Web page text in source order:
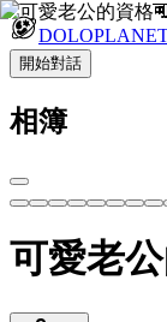
開始對話
相簿
可愛老